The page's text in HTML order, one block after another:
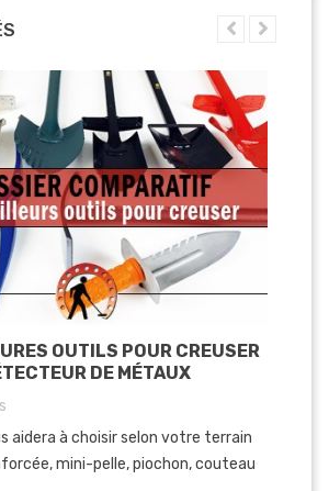
OUTILS POUR CREUSER
DE MÉTAUX
aidera à choisir selon votre terrain
mini-pelle, piochon, couteau